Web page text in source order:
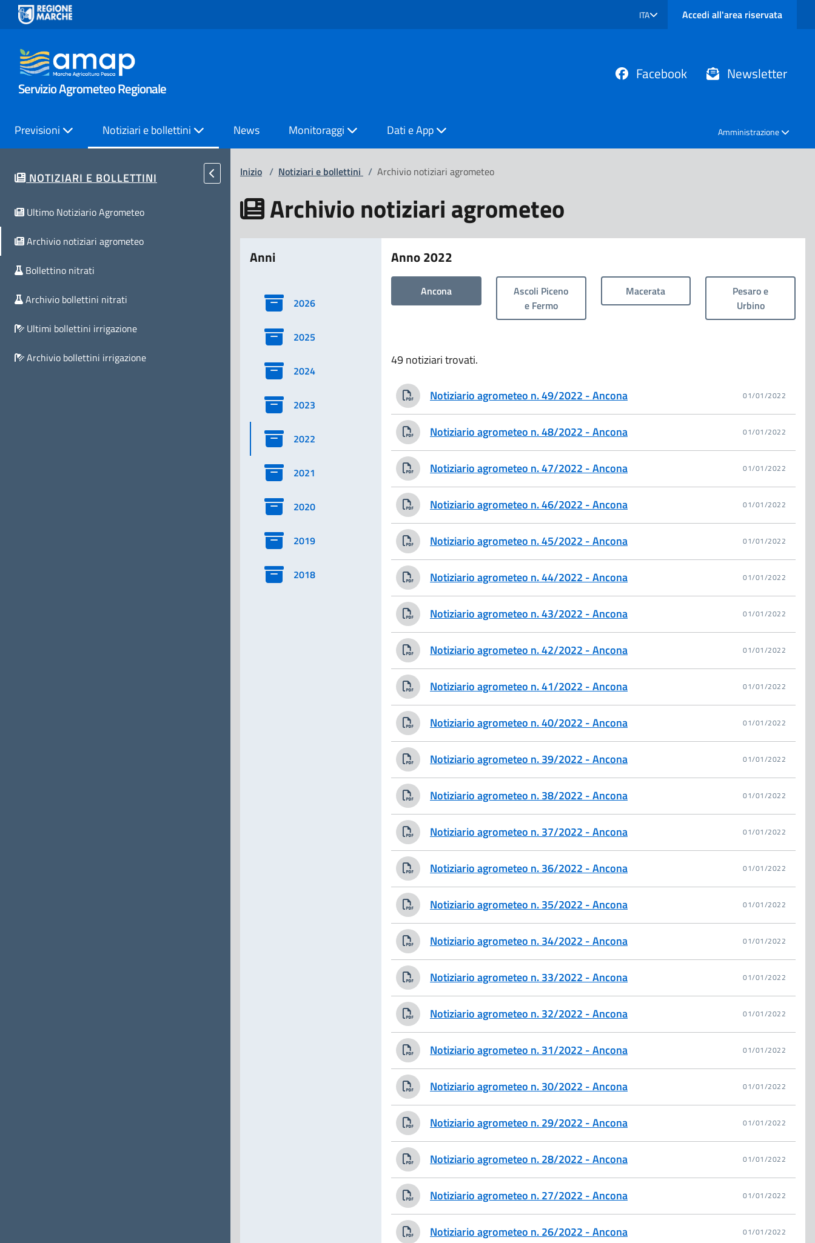
SELEZIONE LINGUA: LINGUA SELEZIONATA
ITA Accedi all'area riservata
Servizio Agrometeo Regionale
Facebook Newsletter
Previsioni Notiziari e bollettini News Monitoraggi Dati e App Amministrazione
NOTIZIARI E BOLLETTINI
Ultimo Notiziario Agrometeo
Archivio notiziari agrometeo
Bollettino nitrati
Archivio bollettini nitrati
Ultimi bollettini irrigazione
Archivio bollettini irrigazione
Inizio / Notiziari e bollettini / Archivio notiziari agrometeo
Archivio notiziari agrometeo
Anni
2026
2025
2024
2023
2022
2021
2020
2019
2018
Anno 2022
Ancona
Ascoli Piceno
e Fermo
Macerata
Pesaro e
Urbino
49 notiziari trovati.
Notiziario agrometeo n. 49/2022 - Ancona 01/01/2022
Notiziario agrometeo n. 48/2022 - Ancona 01/01/2022
Notiziario agrometeo n. 47/2022 - Ancona 01/01/2022
Notiziario agrometeo n. 46/2022 - Ancona 01/01/2022
Notiziario agrometeo n. 45/2022 - Ancona 01/01/2022
Notiziario agrometeo n. 44/2022 - Ancona 01/01/2022
Notiziario agrometeo n. 43/2022 - Ancona 01/01/2022
Notiziario agrometeo n. 42/2022 - Ancona 01/01/2022
Notiziario agrometeo n. 41/2022 - Ancona 01/01/2022
Notiziario agrometeo n. 40/2022 - Ancona 01/01/2022
Notiziario agrometeo n. 39/2022 - Ancona 01/01/2022
Notiziario agrometeo n. 38/2022 - Ancona 01/01/2022
Notiziario agrometeo n. 37/2022 - Ancona 01/01/2022
Notiziario agrometeo n. 36/2022 - Ancona 01/01/2022
Notiziario agrometeo n. 35/2022 - Ancona 01/01/2022
Notiziario agrometeo n. 34/2022 - Ancona 01/01/2022
Notiziario agrometeo n. 33/2022 - Ancona 01/01/2022
Notiziario agrometeo n. 32/2022 - Ancona 01/01/2022
Notiziario agrometeo n. 31/2022 - Ancona 01/01/2022
Notiziario agrometeo n. 30/2022 - Ancona 01/01/2022
Notiziario agrometeo n. 29/2022 - Ancona 01/01/2022
Notiziario agrometeo n. 28/2022 - Ancona 01/01/2022
Notiziario agrometeo n. 27/2022 - Ancona 01/01/2022
Notiziario agrometeo n. 26/2022 - Ancona 01/01/2022